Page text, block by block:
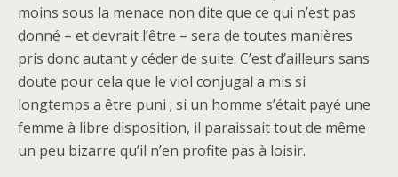
moins sous la menace non dite que ce qui n’est pas
donné – et devrait l’être – sera de toutes manières
pris donc autant y céder de suite. C’est d’ailleurs sans
doute pour cela que le viol conjugal a mis si
longtemps a être puni ; si un homme s’était payé une
femme à libre disposition, il paraissait tout de même
un peu bizarre qu’il n’en profite pas à loisir.